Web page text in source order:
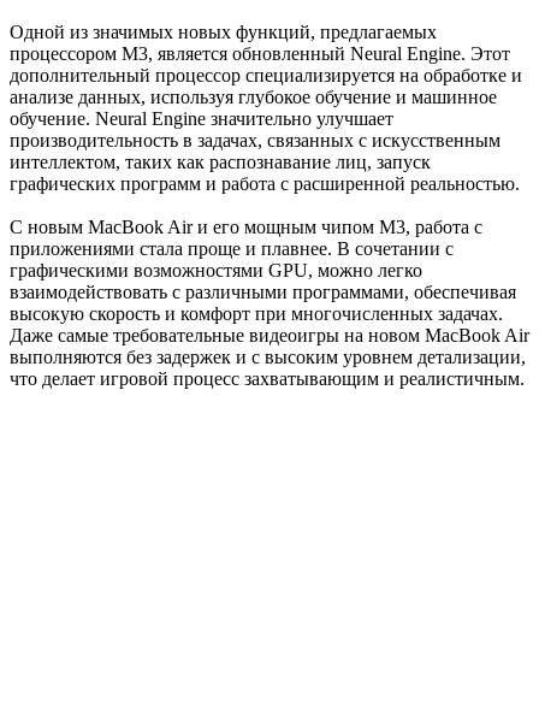
Одной из значимых новых функций, предлагаемых
процессором M3, является обновленный Neural Engine. Этот
дополнительный процессор специализируется на обработке и
анализе данных, используя глубокое обучение и машинное
обучение. Neural Engine значительно улучшает
производительность в задачах, связанных с искусственным
интеллектом, таких как распознавание лиц, запуск
графических программ и работа с расширенной реальностью.
С новым MacBook Air и его мощным чипом M3, работа с
приложениями стала проще и плавнее. В сочетании с
графическими возможностями GPU, можно легко
взаимодействовать с различными программами, обеспечивая
высокую скорость и комфорт при многочисленных задачах.
Даже самые требовательные видеоигры на новом MacBook Air
выполняются без задержек и с высоким уровнем детализации,
что делает игровой процесс захватывающим и реалистичным.